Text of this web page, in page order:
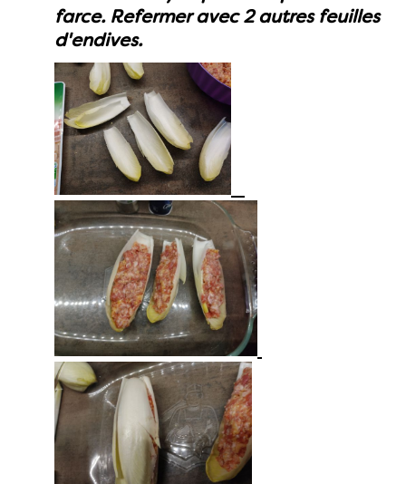
farce. Refermer avec 2 autres feuilles
d'endives.